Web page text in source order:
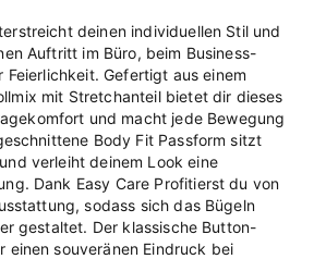
deinen individuellen Stil und
Auftritt im Büro, beim Business-
Feierlichkeit. Gefertigt aus einem
mit Stretchanteil bietet dir dieses
und macht jede Bewegung
Body Fit Passform sitzt
verleiht deinem Look eine
Dank Easy Care Profitierst du von
sodass sich das Bügeln
gestaltet. Der klassische Button-
einen souveränen Eindruck bei